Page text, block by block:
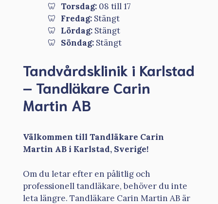
Torsdag: 08 till 17
Fredag: Stängt
Lördag: Stängt
Söndag: Stängt
Tandvårdsklinik i Karlstad
– Tandläkare Carin
Martin AB
Välkommen till Tandläkare Carin
Martin AB i Karlstad, Sverige!
Om du letar efter en pålitlig och
professionell tandläkare, behöver du inte
leta längre. Tandläkare Carin Martin AB är